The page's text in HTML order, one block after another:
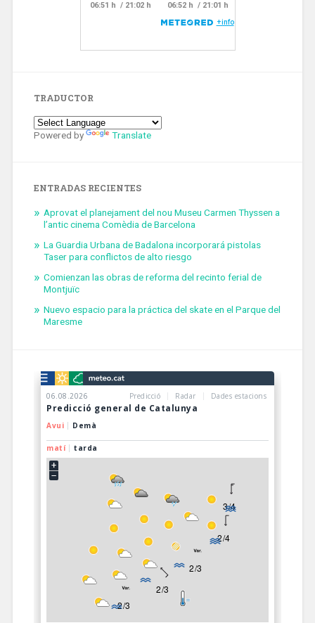
TRADUCTOR
Powered by Translate
ENTRADAS RECIENTES
Aprovat el planejament del nou Museu Carmen Thyssen a
l’antic cinema Comèdia de Barcelona
La Guardia Urbana de Badalona incorporará pistolas
Taser para conflictos de alto riesgo
Comienzan las obras de reforma del recinto ferial de
Montjuïc
Nuevo espacio para la práctica del skate en el Parque del
Maresme